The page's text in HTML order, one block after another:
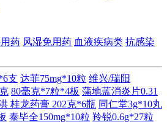
药 风湿免用药 血液疾病类 抗感染
支 达菲75mg*10粒 维兴/瑞阳
80毫克*7粒*4板 蒲地蓝消炎片0.31
桂龙药膏 202克*6瓶 同仁堂3g*10丸
泰毕全150mg*10粒 羚锐0.6g*27粒